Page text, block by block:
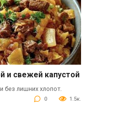
и свежей капустой
без лишних хлопот.
0 1.5к.